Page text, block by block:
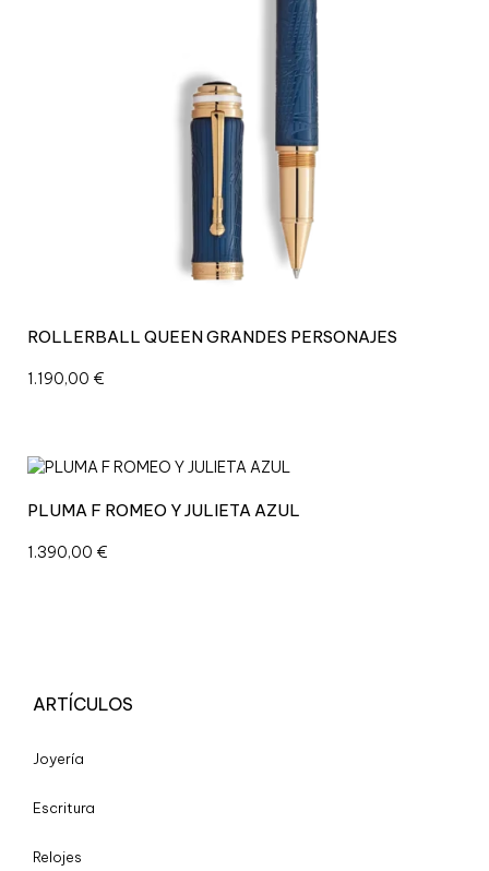
ROLLERBALL QUEEN GRANDES PERSONAJES
1.190,00 €
PLUMA F ROMEO Y JULIETA AZUL
1.390,00 €
ARTÍCULOS
Joyería
Escritura
Relojes